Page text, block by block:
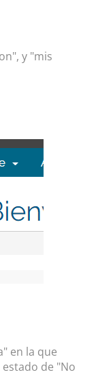
y "mis
en la que
de "No